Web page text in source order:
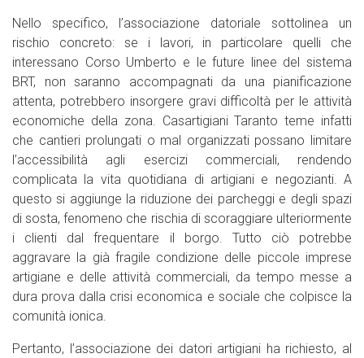
Nello specifico, l’associazione datoriale sottolinea un
rischio concreto: se i lavori, in particolare quelli che
interessano Corso Umberto e le future linee del sistema
BRT, non saranno accompagnati da una pianificazione
attenta, potrebbero insorgere gravi difficoltà per le attività
economiche della zona. Casartigiani Taranto teme infatti
che cantieri prolungati o mal organizzati possano limitare
l’accessibilità agli esercizi commerciali, rendendo
complicata la vita quotidiana di artigiani e negozianti. A
questo si aggiunge la riduzione dei parcheggi e degli spazi
di sosta, fenomeno che rischia di scoraggiare ulteriormente
i clienti dal frequentare il borgo. Tutto ciò potrebbe
aggravare la già fragile condizione delle piccole imprese
artigiane e delle attività commerciali, da tempo messe a
dura prova dalla crisi economica e sociale che colpisce la
comunità ionica.
Pertanto, l’associazione dei datori artigiani ha richiesto, al